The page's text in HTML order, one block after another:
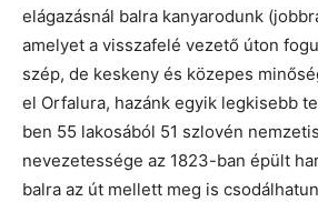
elágazásnál balra kanyarodunk
amelyet a visszafelé vezető úton
szép, de keskeny és közepes
el Orfalura, hazánk egyik legkisebb
ben 55 lakosából 51 szlovén
nevezetessége az 1823-ban épült
balra az út mellett meg is